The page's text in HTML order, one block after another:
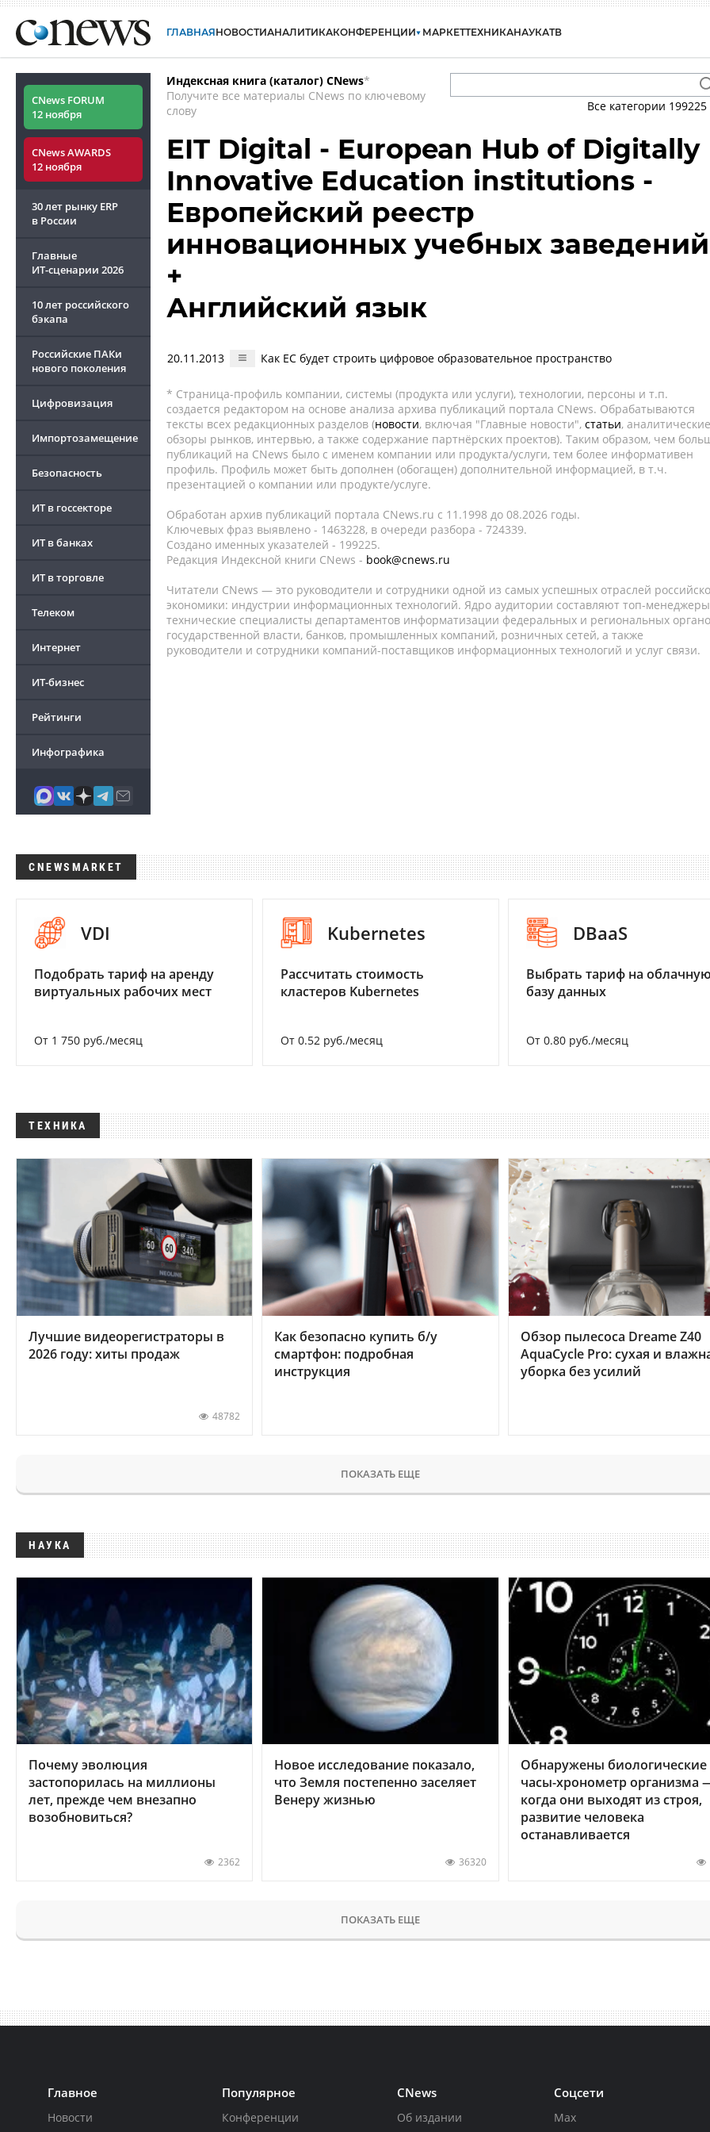
ГЛАВНАЯНОВОСТИАНАЛИТИКАКОНФЕРЕНЦИИ МАРКЕТТЕХНИКАНАУКАТВ
CNews FORUM
12 ноября
CNews AWARDS
12 ноября
30 лет рынку ERP
в России
Главные
ИТ-сценарии 2026
10 лет российского
бэкапа
Российские ПАКи
нового поколения
Цифровизация
Импортозамещение
Безопасность
ИТ в госсекторе
ИТ в банках
ИТ в торговле
Телеком
Интернет
ИТ-бизнес
Рейтинги
Инфографика
Индексная книга (каталог) CNews*
Получите все материалы CNews по ключевому
слову
Все категории 199225
EIT Digital - European Hub of Digitally
Innovative Education institutions -
Европейский реестр
инновационных учебных заведений
+
Английский язык
20.11.2013 Как ЕС будет строить цифровое образовательное пространство
* Страница-профиль компании, системы (продукта или услуги), технологии, персоны и т.п.
создается редактором на основе анализа архива публикаций портала CNews. Обрабатываются
тексты всех редакционных разделов (новости, включая "Главные новости", статьи, аналитические
обзоры рынков, интервью, а также содержание партнёрских проектов). Таким образом, чем
публикаций на CNews было с именем компании или продукта/услуги, тем более информативен
профиль. Профиль может быть дополнен (обогащен) дополнительной информацией, в т.ч.
презентацией о компании или продукте/услуге.
Обработан архив публикаций портала CNews.ru c 11.1998 до 08.2026 годы.
Ключевых фраз выявлено - 1463228, в очереди разбора - 724339.
Создано именных указателей - 199225.
Редакция Индексной книги CNews - book@cnews.ru
Читатели CNews — это руководители и сотрудники одной из самых успешных отраслей
экономики: индустрии информационных технологий. Ядро аудитории составляют топ-
технические специалисты департаментов информатизации федеральных и региональных
государственной власти, банков, промышленных компаний, розничных сетей, а также
руководители и сотрудники компаний-поставщиков информационных технологий и услуг связи.
CNEWSMARKET
VDI
Подобрать тариф на аренду
виртуальных рабочих мест
От 1 750 руб./месяц
Kubernetes
Рассчитать стоимость
кластеров Kubernetes
От 0.52 руб./месяц
DBaaS
Выбрать тариф на
базу данных
От 0.80 руб./месяц
ТЕХНИКА
Лучшие видеорегистраторы в
2026 году: хиты продаж
48782
Как безопасно купить б/у
смартфон: подробная
инструкция
Обзор пылесоса Dreame Z40
AquaCycle Pro: сухая и
уборка без усилий
ПОКАЗАТЬ ЕЩЕ
НАУКА
Почему эволюция
застопорилась на миллионы
лет, прежде чем внезапно
возобновиться?
2362
Новое исследование показало,
что Земля постепенно заселяет
Венеру жизнью
36320
Обнаружены биологические
часы-хронометр организма
когда они выходят из строя,
развитие человека
останавливается
ПОКАЗАТЬ ЕЩЕ
Главное
Новости
Популярное
Конференции
CNews
Об издании
Соцсети
Max